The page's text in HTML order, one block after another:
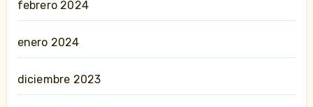
febrero 2024
enero 2024
diciembre 2023